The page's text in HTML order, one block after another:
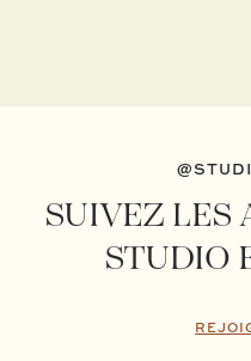
SUIVEZ LES
STUDIO